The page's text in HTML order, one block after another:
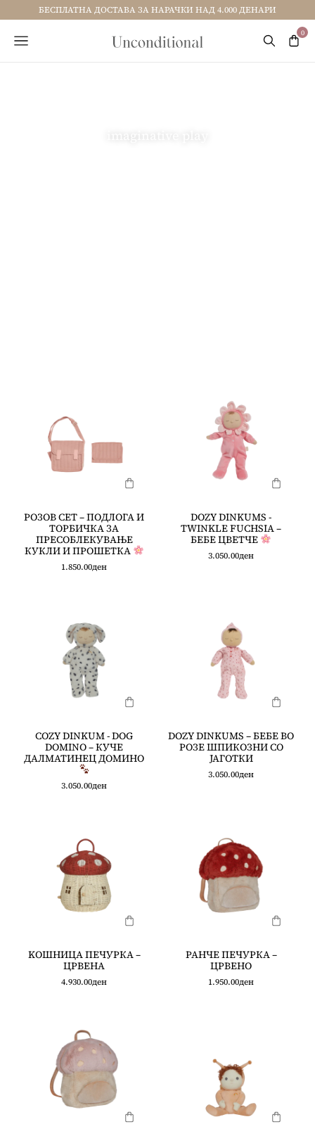
БЕСПЛАТНА ДОСТАВА ЗА НАРАЧКИ НАД 4.000 ДЕНАРИ
РОЗОВ СЕТ – ПОДЛОГА И
ТОРБИЧКА ЗА
ПРЕСОБЛЕКУВАЊЕ
КУКЛИ И ПРОШЕТКА
1.850.00ден
DOZY DINKUMS -
TWINKLE FUCHSIA –
БЕБЕ ЦВЕТЧЕ
3.050.00ден
COZY DINKUM - DOG
DOMINO – КУЧЕ
ДАЛМАТИНЕЦ ДОМИНО
3.050.00ден
DOZY DINKUMS – БЕБЕ ВО
РОЗЕ ШПИКОЗНИ СО
ЈАГОТКИ
3.050.00ден
KOШНИЦА ПЕЧУРКА –
ЦРВЕНА
4.930.00ден
РАНЧЕ ПЕЧУРКА –
ЦРВЕНО
1.950.00ден